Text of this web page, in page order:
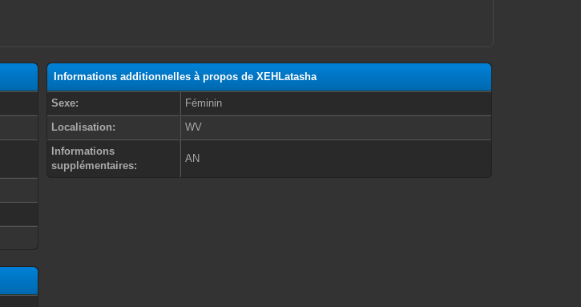
Informations additionnelles à propos de XEHLatasha
Sexe:
Féminin
Localisation:
WV
Informations
supplémentaires:
AN